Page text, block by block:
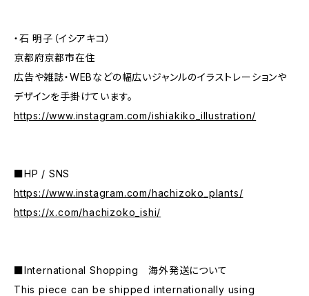
・石 明子（イシアキコ）
京都府京都市在住
広告や雑誌・WEBなどの幅広いジャンルのイラストレーションや
デザインを手掛けています。
https://www.instagram.com/ishiakiko_illustration/
■HP / SNS
https://www.instagram.com/hachizoko_plants/
https://x.com/hachizoko_ishi/
■International Shopping 海外発送について
This piece can be shipped internationally using